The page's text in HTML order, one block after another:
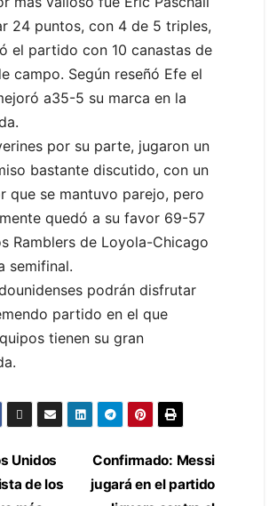
24 puntos, con 4 de 5 triples,
el partido con 10 canastas de
campo. Según reseñó Efe el
a35-5 su marca en la
por su parte, jugaron un
bastante discutido, con un
que se mantuvo parejo, pero
quedó a su favor 69-57
Ramblers de Loyola-Chicago
semifinal.
podrán disfrutar
partido en el que
tienen su gran
Confirmado: Messi
jugará en el partido
Unidos
de los